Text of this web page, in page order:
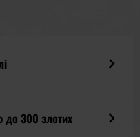
їх за виробниками,
популярністю серед
до 300 злотих